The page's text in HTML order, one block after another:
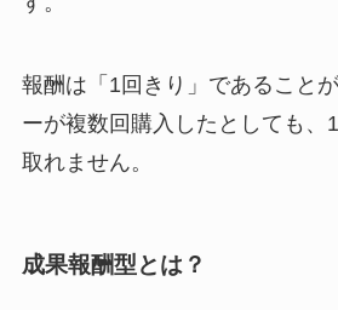
報酬は「1回きり」であること
ーが複数回購入したとしても、
取れません。
成果報酬型とは？